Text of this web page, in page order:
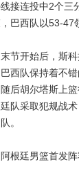
线接连投中2个三
巴西队以53-47
开始后，斯科
西队保持着不
后胡尔塔斯上
廷队采取犯规战
。
廷男篮首发阵